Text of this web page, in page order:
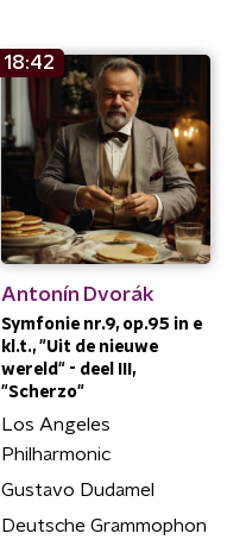
18:42
Antonín Dvorák
Symfonie nr.9, op.95 in e
kl.t., "Uit de nieuwe
wereld" - deel III,
"Scherzo"
Los Angeles
Philharmonic
Gustavo Dudamel
Deutsche Grammophon